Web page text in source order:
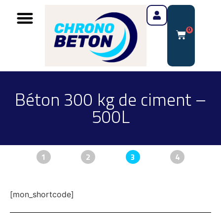
0
Béton 300 kg de ciment –
500L
1 2 3 4
[mon_shortcode]